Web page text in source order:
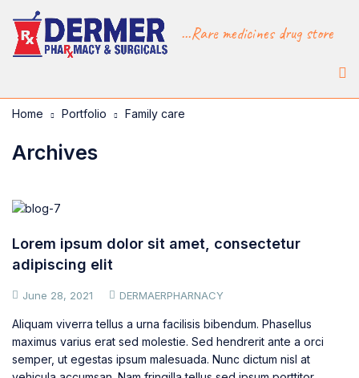
...Rare medicines drug store
Archives
Home Portfolio Family care
Lorem ipsum dolor sit amet, consectetur
adipiscing elit
June 28, 2021 DERMAERPHARNACY
Aliquam viverra tellus a urna facilisis bibendum. Phasellus
maximus varius erat sed molestie. Sed hendrerit ante a orci
semper, ut egestas ipsum malesuada. Nunc dictum nisl at